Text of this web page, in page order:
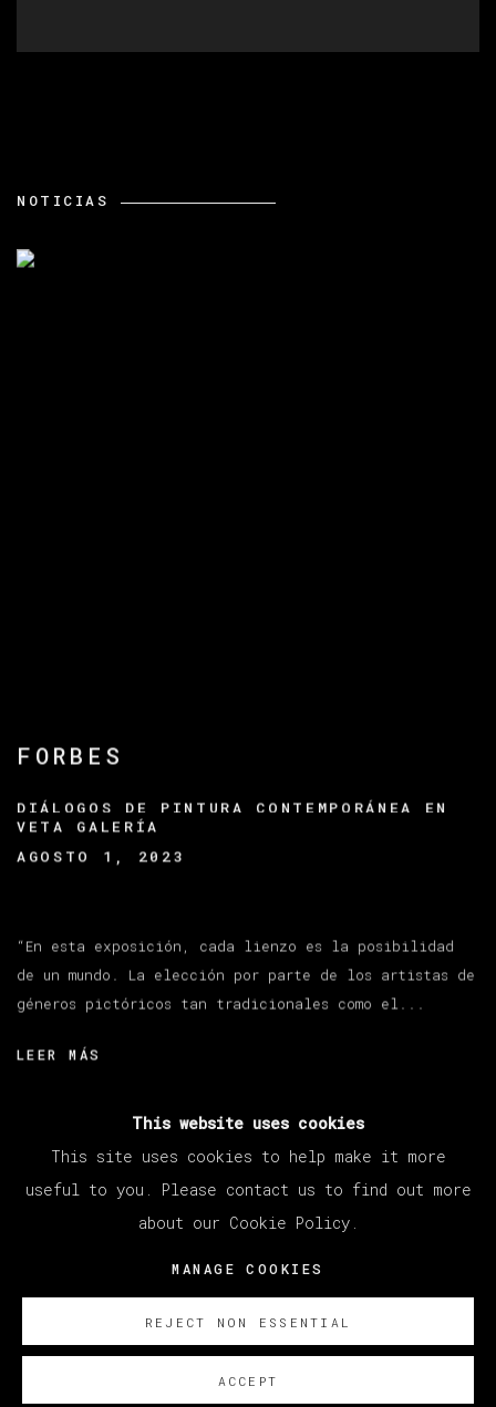
NOTICIAS
FORBES
DIÁLOGOS DE PINTURA CONTEMPORÁNEA EN
VETA GALERÍA
AGOSTO 1, 2023
“En esta exposición, cada lienzo es la posibilidad
de un mundo. La elección por parte de los artistas de
géneros pictóricos tan tradicionales como el...
LEER MÁS
COPYRIGHT © 2026 VETA GALERIA
This website uses cookies
This site uses cookies to help make it more
useful to you. Please contact us to find out more
about our Cookie Policy.
MANAGE COOKIES
REJECT NON ESSENTIAL
ACCEPT